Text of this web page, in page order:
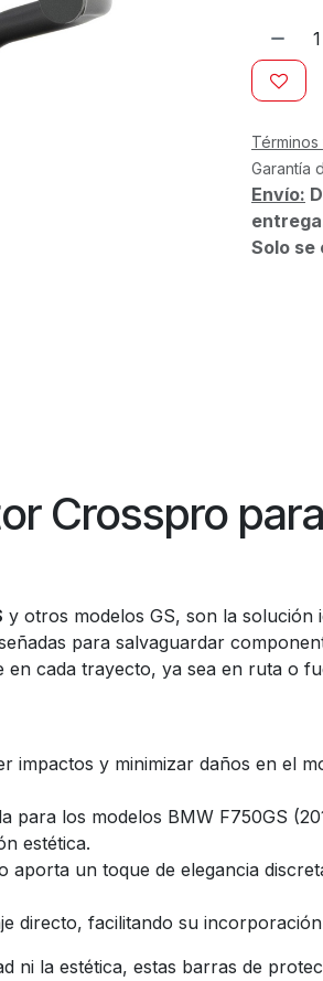
Garantía
Envío:
Solo se
Crosspro
y otros modelos GS, son la solución
para salvaguardar
cada trayecto, ya sea en ruta o
impactos y minimizar daños en el
para los modelos BMW F750GS
estética.
aporta un toque de elegancia
directo, facilitando su
ni la estética, estas barras de